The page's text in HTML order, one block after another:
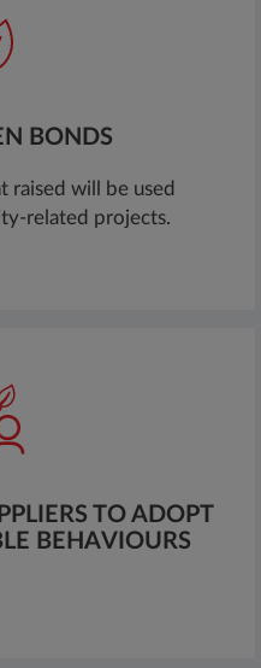
BONDS
raised will be used
related projects.
TO ADOPT
BEHAVIOURS